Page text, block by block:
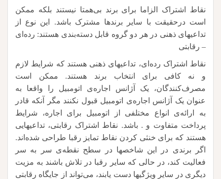
نقاط اشتراک الزاما برای برند بی‌همتا نیستند بلکه ممکن
است درحقیقت با سایر برندها مشترک باشد. این نوع از
تداعیهای ذهنی در هر دو گروه قابل دسته‌بندی هستند: رده‌ای
– رقابتی
نقاط اشتراک رده‌ای، تداعیهای ذهنی هستند که شرایط لازم
و نه کافی برای انتخاب برند هستند. ممکن است
مصرف‌کنندگان، یک آژانس اجاره‌ی اتومبیل را واقعا به
عنوان یک آژانس اجاره‌ی اتومبیل قبول نکنند مگر آنکه قادر
به ارائه‌ی انواع مختلفی از اتومبیل برای اجاره، شرایط
پرداخت متفاوت و . باشد. نقاط اشتراک رقابتی، تداعیهایی
هستند که برای خنثی کردن نقاط تمایز رقبا طراحی شده‌اند.
اگر برندی در این شاخصها در سطح نقطه‌ی سر به سر
فعالیت کند، در حالی که سایر رقبا در تلاش باشند به مزیت
دیگری در سایر ویژگیها دست یابند، می‌تواند از جایگاه رقابتی